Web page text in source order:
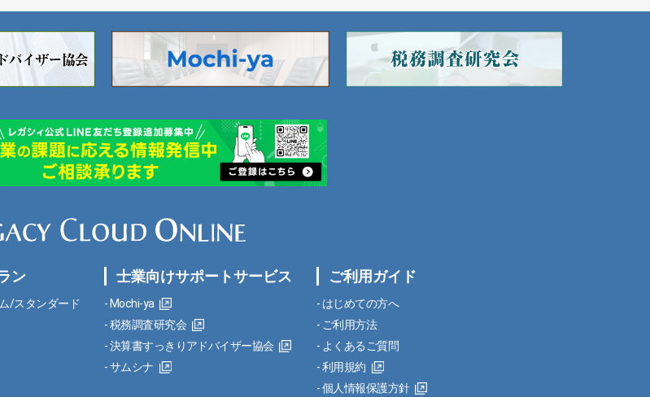
ン
/スタンダード
士業向けサポートサービス
Mochi-ya
税務調査研究会
決算書すっきりアドバイザー協会
サムシナ
ご利用ガイド
はじめての方へ
ご利用方法
よくあるご質問
利用規約
個人情報保護方針